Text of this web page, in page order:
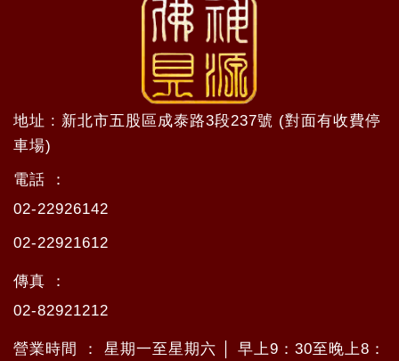
地址 : 新北市五股區成泰路3段237號 (對面有收費停
車場)
電話 ：
02-22926142
02-22921612
傳真 ：
02-82921212
營業時間 ： 星期一至星期六 │ 早上9：30至晚上8：